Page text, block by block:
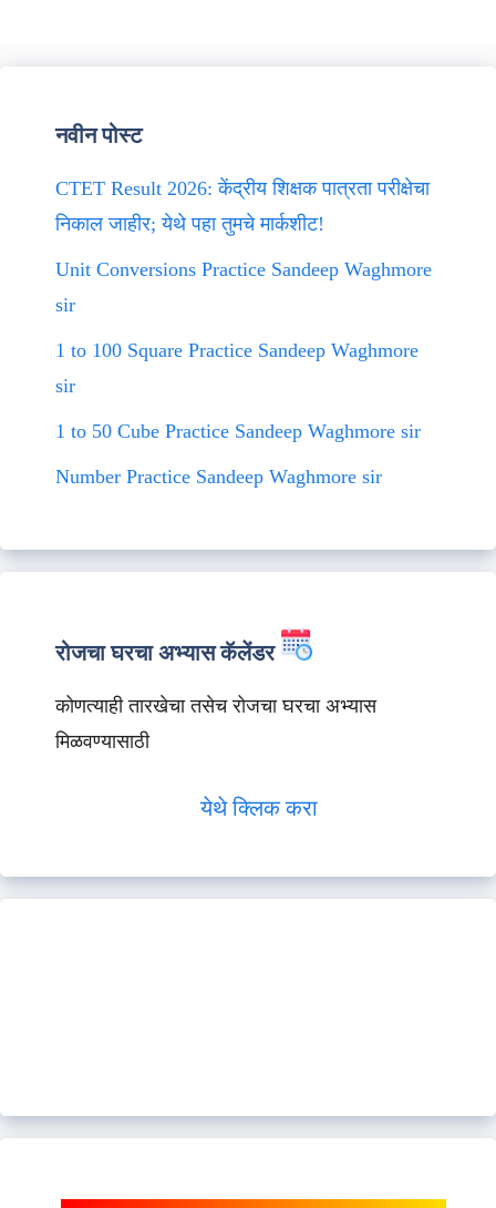
नवीन पोस्ट
CTET Result 2026: केंद्रीय शिक्षक पात्रता परीक्षेचा
निकाल जाहीर; येथे पहा तुमचे मार्कशीट!
Unit Conversions Practice Sandeep Waghmore
sir
1 to 100 Square Practice Sandeep Waghmore
sir
1 to 50 Cube Practice Sandeep Waghmore sir
Number Practice Sandeep Waghmore sir
रोजचा घरचा अभ्यास कॅलेंडर
कोणत्याही तारखेचा तसेच रोजचा घरचा अभ्यास
मिळवण्यासाठी
येथे क्लिक करा